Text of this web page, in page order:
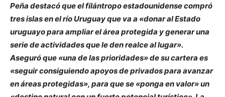
Peña destacó que el filántropo estadounidense compró
tres islas en el río Uruguay que va a «donar al Estado
uruguayo para ampliar el área protegida y generar una
serie de actividades que le den realce al lugar».
Aseguró que «una de las prioridades» de su cartera es
«seguir consiguiendo apoyos de privados para avanzar
en áreas protegidas», para que se «ponga en valor» un